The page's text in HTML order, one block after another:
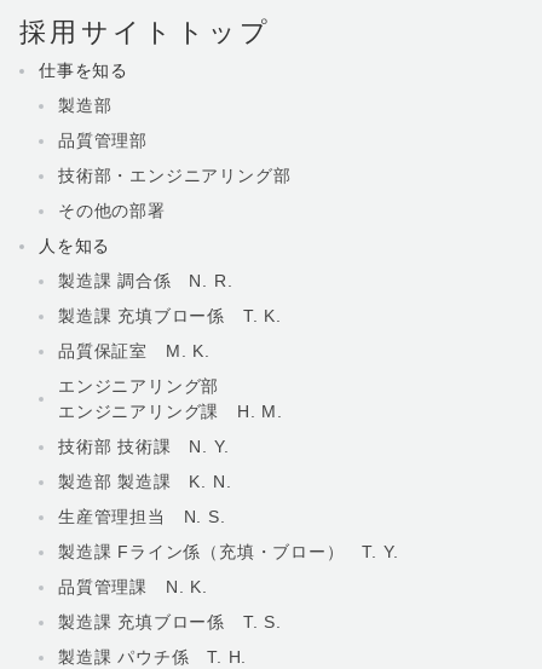
採用サイトトップ
仕事を知る
製造部
品質管理部
技術部・エンジニアリング部
その他の部署
人を知る
製造課 調合係 N. R.
製造課 充填ブロー係 T. K.
品質保証室 M. K.
エンジニアリング部
エンジニアリング課 H. M.
技術部 技術課 N. Y.
製造部 製造課 K. N.
生産管理担当 N. S.
製造課 Fライン係（充填・ブロー） T. Y.
品質管理課 N. K.
製造課 充填ブロー係 T. S.
製造課 パウチ係 T. H.